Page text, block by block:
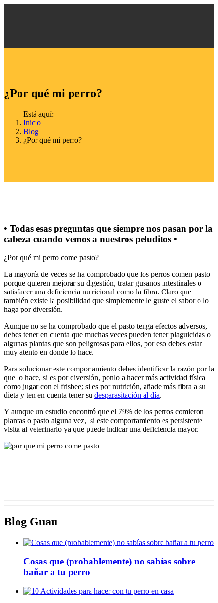
¿Por qué mi perro?
Está aquí:
Inicio
Blog
¿Por qué mi perro?
• Todas esas preguntas que siempre nos pasan por la
cabeza cuando vemos a nuestros peluditos •
¿Por qué mi perro come pasto?
La mayoría de veces se ha comprobado que los perros comen pasto
porque quieren mejorar su digestión, tratar gusanos intestinales o
satisfacer una deficiencia nutricional como la fibra. Claro que
también existe la posibilidad que simplemente le guste el sabor o lo
haga por diversión.
Aunque no se ha comprobado que el pasto tenga efectos adversos,
debes tener en cuenta que muchas veces pueden tener plaguicidas o
algunas plantas que son peligrosas para ellos, por eso debes estar
muy atento en donde lo hace.
Para solucionar este comportamiento debes identificar la razón por la
que lo hace, si es por diversión, ponlo a hacer más actividad física
como jugar con el frisbee; si es por nutrición, añade más fibra a su
dieta y ten en cuenta tener su desparasitación al día.
Y aunque un estudio encontró que el 79% de los perros comieron
plantas o pasto alguna vez, si este comportamiento es persistente
visita al veterinario ya que puede indicar una deficiencia mayor.
Blog Guau
Cosas que (probablemente) no sabías sobre
bañar a tu perro